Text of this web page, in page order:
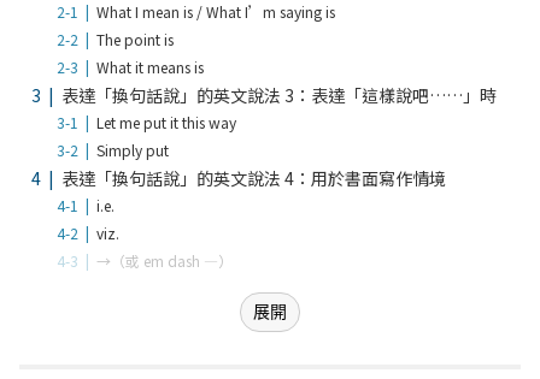
What I mean is / What I’m saying is
The point is
What it means is
表達「換句話說」的英文說法 3：表達「這樣說吧……」時
Let me put it this way
Simply put
表達「換句話說」的英文說法 4：用於書面寫作情境
i.e.
viz.
→（或 em dash —）
展開